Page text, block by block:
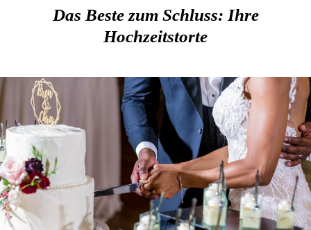
Das Beste zum Schluss: Ihre
Hochzeitstorte